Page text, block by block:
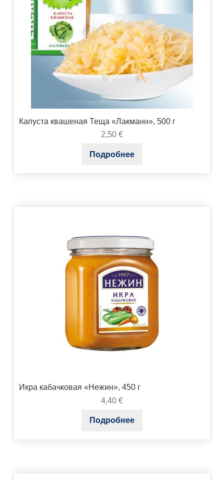
Капуста квашеная Теща «Лакманн», 500 г
2,50 €
Подробнее
Икра кабачковая «Нежин», 450 г
4,40 €
Подробнее